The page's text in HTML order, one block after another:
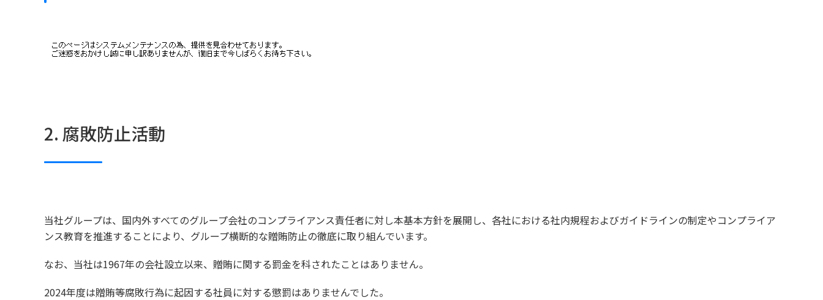
2. 腐敗防止活動
当社グループは、国内外すべてのグループ会社のコンプライアンス責任者に対し本基本方針を展開し、各社における社内規程およびガイドラインの制定やコンプライア
ンス教育を推進することにより、グループ横断的な贈賄防止の徹底に取り組んでいます。
なお、当社は1967年の会社設立以来、贈賄に関する罰金を科されたことはありません。
2024年度は贈賄等腐敗行為に起因する社員に対する懲罰はありませんでした。